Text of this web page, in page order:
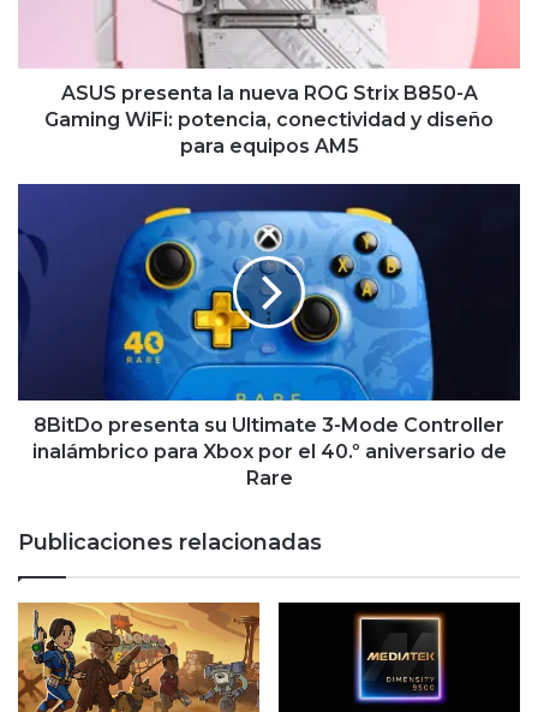
Gaming
potencia,
equipos
AM5
ASUS presenta la nueva ROG Strix B850-A
Gaming WiFi: potencia, conectividad y diseño
para equipos AM5
su
Ultimate
para
Xbox
por
de
Rare
8BitDo presenta su Ultimate 3-Mode Controller
inalámbrico para Xbox por el 40.º aniversario de
Rare
Publicaciones relacionadas